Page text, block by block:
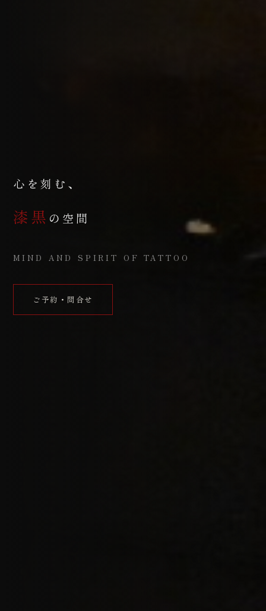
心を刻む、
漆黒 の空間
MIND AND SPIRIT OF TATTOO
ご予約・問合せ